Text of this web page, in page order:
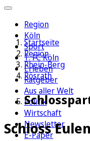
Region
Köln
Sport
1. FC Köln
Erleben
Ratgeber
Aus aller Welt
Politik
Wirtschaft
Newsletter
E-Paper
Startseite
Region
Rhein-Berg
Rösrath
Schloss